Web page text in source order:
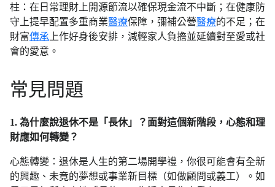
柱：在日常理財上開源節流以確保現金流不中斷；在健康防
守上提早配置多重商業醫療保障，彌補公營醫療的不足；在
財富傳承 上作好身後安排，減輕家人負擔並延續對至愛或社
會的愛意。
常見問題
1. 為什麼說退休不是「長休」？面對這個新階段，心態和理
財應如何轉變？
心態轉變：退休是人生的第二場開學禮，你很可能會有全新
的興趣、未竟的夢想或事業新目標（如做顧問或義工）。如